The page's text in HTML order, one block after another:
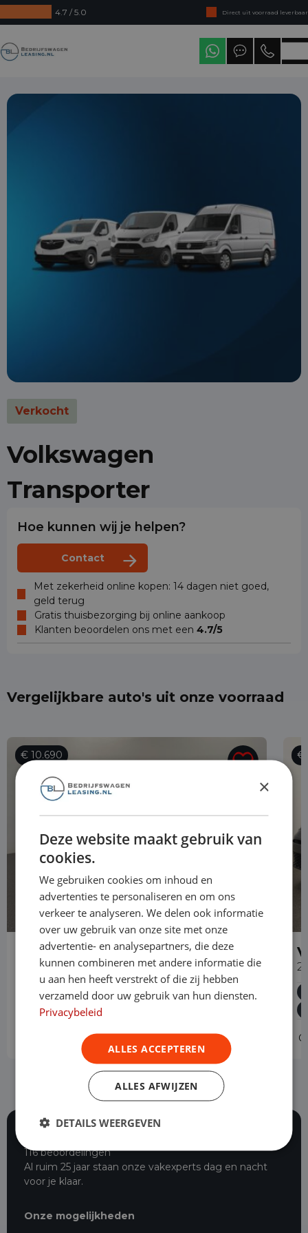
4.7 / 5.0
Direct uit voorraad leverbaar
Levering in heel Nederland
Verkocht
Volkswagen
Transporter
Hoe kunnen wij je helpen?
Contact
Met zekerheid online kopen: 14 dagen niet goed,
geld terug
Gratis thuisbezorging bij online aankoop
Klanten beoordelen ons met een 4.7/5
Vergelijkbare auto's uit onze voorraad
€ 10.690
Volkswagen Caddy
1.4 TGI L2H1 EcoFuel Maxi Comfortline
Cryogeen Handgeschakeld
85.230 km
2020
Helmond
Operational lease
€
116 beoordelingen
Al ruim 25 jaar staan onze vakexperts dag en nacht
voor je klaar.
Onze mogelijkheden
×
Deze website maakt gebruik van
cookies.
We gebruiken cookies om inhoud en
advertenties te personaliseren en om ons
verkeer te analyseren. We delen ook informatie
over uw gebruik van onze site met onze
advertentie- en analysepartners, die deze
kunnen combineren met andere informatie die
u aan hen heeft verstrekt of die zij hebben
verzameld door uw gebruik van hun diensten.
Privacybeleid
ALLES ACCEPTEREN
ALLES AFWIJZEN
DETAILS WEERGEVEN